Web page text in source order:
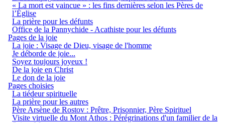
« La mort est vaincue » : les fins dernières selon les Pères de
l’Église
La prière pour les défunts
Office de la Pannychide - Acathiste pour les défunts
Pages de la joie
La joie : Visage de Dieu, visage de l'homme
Je déborde de joie...
Soyez toujours joyeux !
De la joie en Christ
Le don de la joie
Pages choisies
La tiédeur spirituelle
La prière pour les autres
Père Arsène de Rostov : Prêtre, Prisonnier, Père Spirituel
Visite virtuelle du Mont Athos : Pérégrinations d'un familier de la